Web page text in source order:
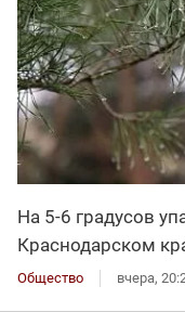
На 5-6 градусов
Краснодарском
Общество вчера,